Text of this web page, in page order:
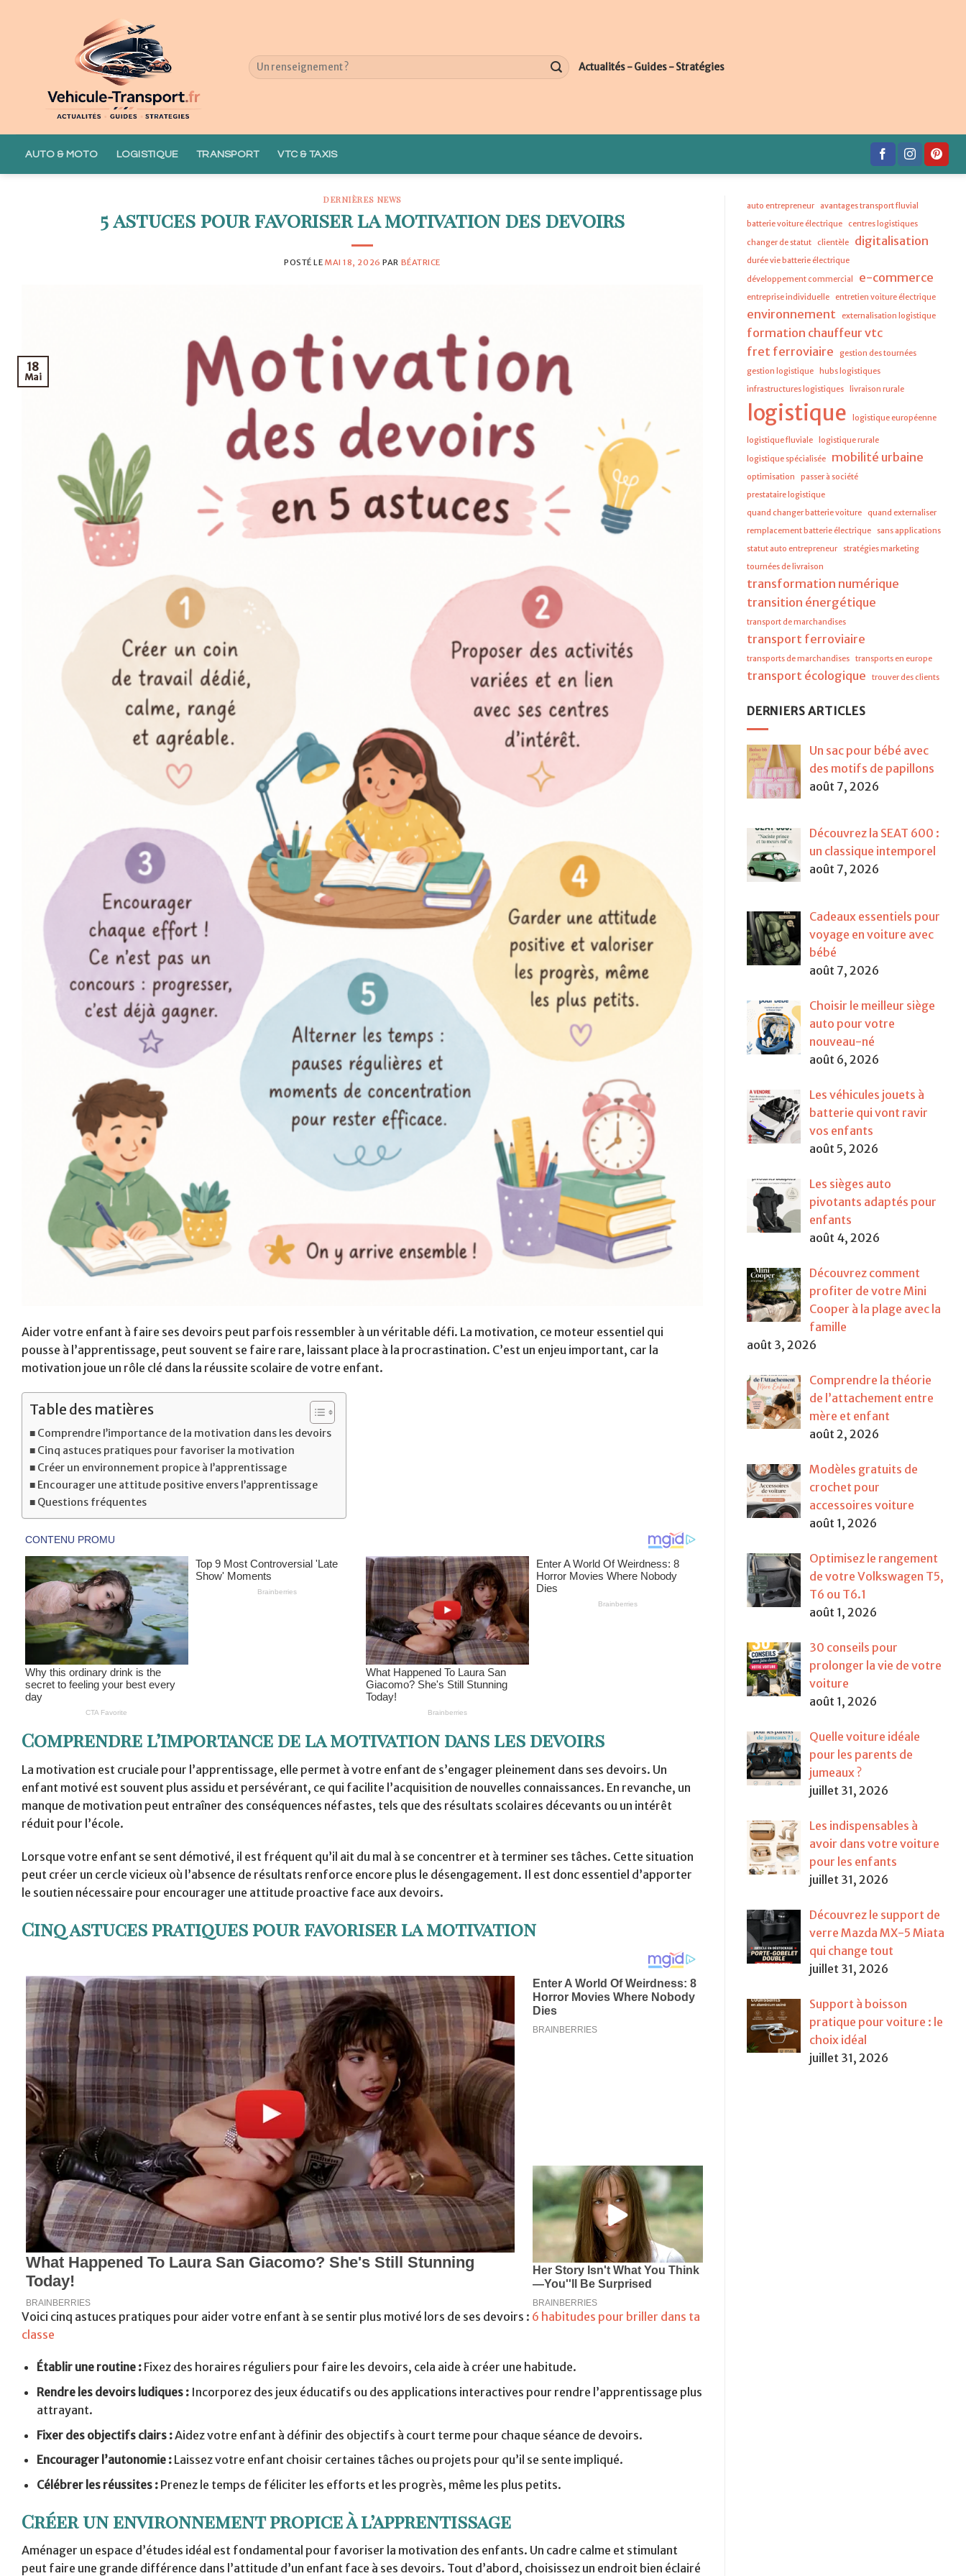
Actualités - Guides - Stratégies
AUTO & MOTO LOGISTIQUE TRANSPORT VTC & TAXIS
DERNIÈRES NEWS
5 astuces pour favoriser la motivation des devoirs
POSTÉ LE MAI 18, 2026 PAR BÉATRICE
18
Mai
Aider votre enfant à faire ses devoirs peut parfois ressembler à un véritable défi. La motivation, ce moteur essentiel qui
pousse à l’apprentissage, peut souvent se faire rare, laissant place à la procrastination. C’est un enjeu important, car la
motivation joue un rôle clé dans la réussite scolaire de votre enfant.
Table des matières
Comprendre l’importance de la motivation dans les devoirs
Cinq astuces pratiques pour favoriser la motivation
Créer un environnement propice à l’apprentissage
Encourager une attitude positive envers l’apprentissage
Questions fréquentes
Comprendre l’importance de la motivation dans les devoirs
La motivation est cruciale pour l’apprentissage, elle permet à votre enfant de s’engager pleinement dans ses devoirs. Un
enfant motivé est souvent plus assidu et persévérant, ce qui facilite l’acquisition de nouvelles connaissances. En revanche, un
manque de motivation peut entraîner des conséquences néfastes, tels que des résultats scolaires décevants ou un intérêt
réduit pour l’école.
Lorsque votre enfant se sent démotivé, il est fréquent qu’il ait du mal à se concentrer et à terminer ses tâches. Cette situation
peut créer un cercle vicieux où l’absence de résultats renforce encore plus le désengagement. Il est donc essentiel d’apporter
le soutien nécessaire pour encourager une attitude proactive face aux devoirs.
Cinq astuces pratiques pour favoriser la motivation
Voici cinq astuces pratiques pour aider votre enfant à se sentir plus motivé lors de ses devoirs : 6 habitudes pour briller dans ta
classe
Établir une routine :Fixez des horaires réguliers pour faire les devoirs, cela aide à créer une habitude.
Rendre les devoirs ludiques :Incorporez des jeux éducatifs ou des applications interactives pour rendre l’apprentissage plus
attrayant.
Fixer des objectifs clairs :Aidez votre enfant à définir des objectifs à court terme pour chaque séance de devoirs.
Encourager l’autonomie :Laissez votre enfant choisir certaines tâches ou projets pour qu’il se sente impliqué.
Célébrer les réussites :Prenez le temps de féliciter les efforts et les progrès, même les plus petits.
Créer un environnement propice à l’apprentissage
Aménager un espace d’études idéal est fondamental pour favoriser la motivation des enfants. Un cadre calme et stimulant
peut faire une grande différence dans l’attitude d’un enfant face à ses devoirs. Tout d’abord, choisissez un endroit bien éclairé
auto entrepreneur
avantages transport fluvial
batterie voiture électrique
centres logistiques
changer de statut
clientèle digitalisation
durée vie batterie électrique
développement commercial
e-commerce
entreprise individuelle entretien voiture électrique
environnement externalisation logistique
formation chauffeur vtc
fret ferroviaire
gestion des tournées
gestion logistique
hubs logistiques
infrastructures logistiques
livraison rurale
logistique logistique européenne
logistique fluviale
logistique rurale
logistique spécialisée
mobilité urbaine
optimisation
passer à société
prestataire logistique
quand changer batterie voiture
quand externaliser
remplacement batterie électrique
sans applications
statut auto entrepreneur
stratégies marketing
tournées de livraison
transformation numérique
transition énergétique
transport de marchandises
transport ferroviaire
transports de marchandises transports en europe
transport écologique trouver des clients
DERNIERS ARTICLES
Un sac pour bébé avec
des motifs de papillons
août 7, 2026
Découvrez la SEAT 600 :
un classique intemporel
août 7, 2026
Cadeaux essentiels pour
voyage en voiture avec
bébé
août 7, 2026
Choisir le meilleur siège
auto pour votre
nouveau-né
août 6, 2026
Les véhicules jouets à
batterie qui vont ravir
vos enfants
août 5, 2026
Les sièges auto
pivotants adaptés pour
enfants
août 4, 2026
Découvrez comment
profiter de votre Mini
Cooper à la plage avec la
famille
août 3, 2026
Comprendre la théorie
de l’attachement entre
mère et enfant
août 2, 2026
Modèles gratuits de
crochet pour
accessoires voiture
août 1, 2026
Optimisez le rangement
de votre Volkswagen T5,
T6 ou T6.1
août 1, 2026
30 conseils pour
prolonger la vie de votre
voiture
août 1, 2026
Quelle voiture idéale
pour les parents de
jumeaux ?
juillet 31, 2026
Les indispensables à
avoir dans votre voiture
pour les enfants
juillet 31, 2026
Découvrez le support de
verre Mazda MX-5 Miata
qui change tout
juillet 31, 2026
Support à boisson
pratique pour voiture : le
choix idéal
juillet 31, 2026